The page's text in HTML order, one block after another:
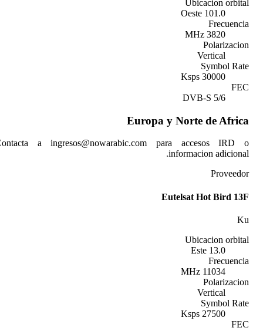
Contacta a